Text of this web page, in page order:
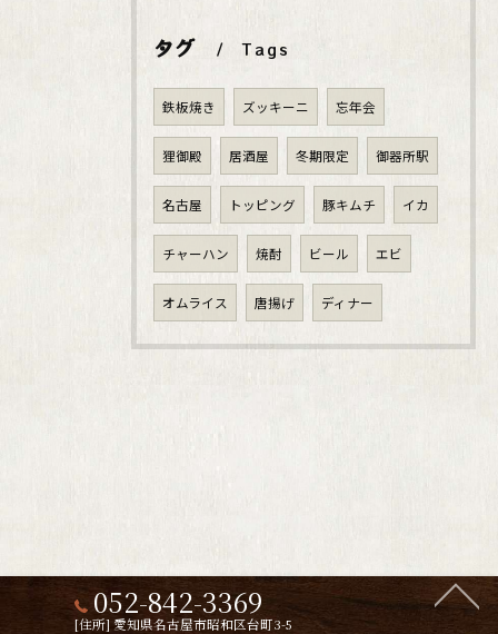
タグ Tags
鉄板焼き ズッキーニ 忘年会
狸御殿 居酒屋 冬期限定 御器所駅
名古屋 トッピング 豚キムチ イカ
チャーハン 焼酎 ビール エビ
オムライス 唐揚げ ディナー
052-842-3369
[住所] 愛知県名古屋市昭和区台町3-5